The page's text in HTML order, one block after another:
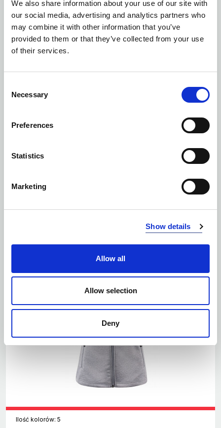
We also share information about your use of our site with
our social media, advertising and analytics partners who
may combine it with other information that you’ve
provided to them or that they’ve collected from your use
of their services.
Selection
Necessary
Preferences
Statistics
Marketing
Show details
Allow all
Allow selection
Deny
Ilość kolorów: 5
Ilość kolorów: 5